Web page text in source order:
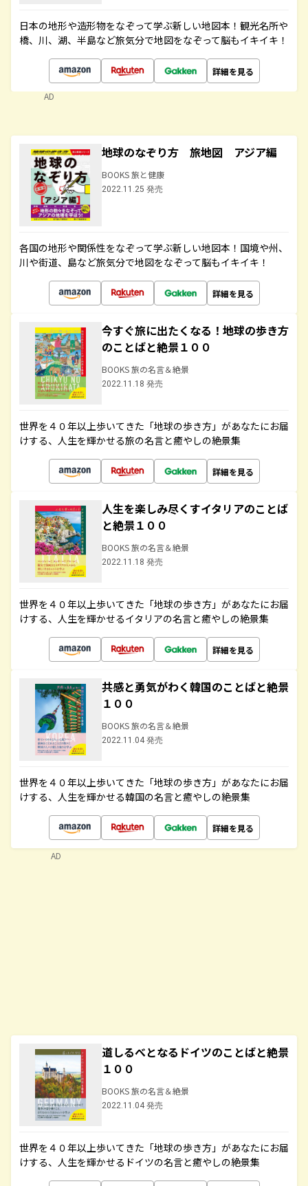
日本の地形や造形物をなぞって学ぶ新しい地図本！観光名所や
橋、川、湖、半島など旅気分で地図をなぞって脳もイキイキ！
詳細を見る
AD
地球のなぞり方 旅地図 アジア編
BOOKS 旅と健康
2022.11.25 発売
各国の地形や関係性をなぞって学ぶ新しい地図本！国境や州、
川や街道、島など旅気分で地図をなぞって脳もイキイキ！
詳細を見る
今すぐ旅に出たくなる！地球の歩き方
のことばと絶景１００
BOOKS 旅の名言＆絶景
2022.11.18 発売
世界を４０年以上歩いてきた「地球の歩き方」があなたにお届
けする、人生を輝かせる旅の名言と癒やしの絶景集
詳細を見る
人生を楽しみ尽くすイタリアのことば
と絶景１００
BOOKS 旅の名言＆絶景
2022.11.18 発売
世界を４０年以上歩いてきた「地球の歩き方」があなたにお届
けする、人生を輝かせるイタリアの名言と癒やしの絶景集
詳細を見る
共感と勇気がわく韓国のことばと絶景
１００
BOOKS 旅の名言＆絶景
2022.11.04 発売
世界を４０年以上歩いてきた「地球の歩き方」があなたにお届
けする、人生を輝かせる韓国の名言と癒やしの絶景集
詳細を見る
道しるべとなるドイツのことばと絶景
１００
BOOKS 旅の名言＆絶景
2022.11.04 発売
世界を４０年以上歩いてきた「地球の歩き方」があなたにお届
けする、人生を輝かせるドイツの名言と癒やしの絶景集
AD